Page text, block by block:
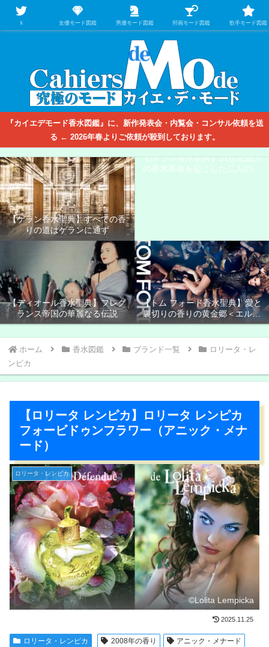
【映画/音楽の中のファッション＆香水】を徹底的に分析するファッション＆ア
パレル業界人のための学習サイト
『カイエデモード香水図鑑』に、新作発表会・内覧会・コンサル依頼を送
る ← 2026年春よりご依頼が殺到しております。
【ゲラン香水聖典】すべての香
りの道はゲランに通ず
【ル ラボ香水聖典】21世紀最大
の香水革命を起こした二人の男
【ディオール香水聖典】フレグ
ランス帝国の華麗なる伝説
【トム フォード香水聖典】愛と
裏切りの香りの黄金郷＜エルド
ラド＞
ホーム 香水図鑑 ブランド一覧
ロリータ・レ
ンピカ
【ロリータ レンピカ】ロリータ レンピカ
フォービドゥンフラワー（アニック・メナ
ード）
ロリータ・レンピカ
©Lolita Lempicka
2025.11.25
ロリータ・レンピカ 2008年の香り
アニック・メナード
Ｘ 女優モード図鑑 男優モード図鑑 邦画モード図鑑 歌手モード図鑑